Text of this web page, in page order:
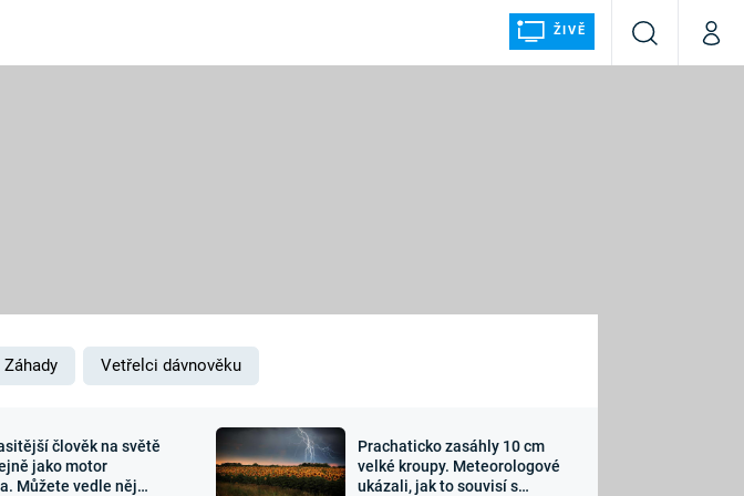
ŽIVĚ
VyhledáváníMůj
Zajímavosti Sledujte nás
Záhady Vetřelci dávnověku
člověk na světě
jako motor
Můžete vedle něj
Prachaticko zasáhly 10 cm
velké kroupy. Meteorologové
ukázali, jak to souvisí s